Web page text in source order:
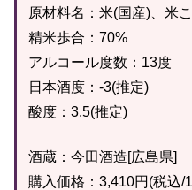
原材料名：米(国産)、米
精米歩合：70%
アルコール度数：13度
日本酒度：-3(推定)
酸度：3.5(推定)
酒蔵：今田酒造[広島県]
購入価格：3,410円(税込/